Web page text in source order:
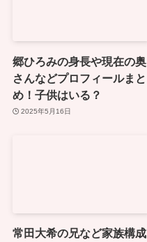
郷ひろみの身長や現在の奥
さんなどプロフィールまと
め！子供はいる？
2025年5月16日
常田大希の兄など家族構成